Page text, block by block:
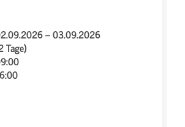
– 03.09.2026
Tage)